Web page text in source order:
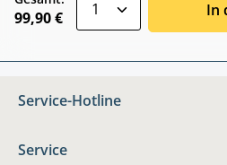
99,90 € In
Service-Hotline
Service